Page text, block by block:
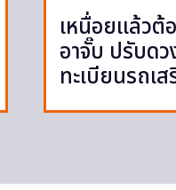
เหนื่อยแล้วต้
อาจั๊บ ปรับดว
ทะเบียนรถเ